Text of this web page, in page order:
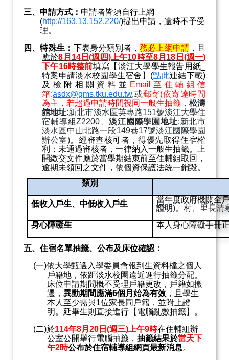
三、申請方式： 申請者皆須自行上網
(http://163.13.152.220/)提出申請，逾時不予受
理。
四、特殊生： 下表身分類別者，務必上網申請 ，且
應於8月 14日(週四)上午10時至8月 18 日 (週一)
下午16時整前填寫【淡江大學學生報告用紙
特案申請淡水校園學生宿舍】 (點此連結下載)
及檢附相關 資料 並 Email 至住輔組信
箱:asdx@gms.tku.edu.tw,或郵寄(依寄達時間
為主，若超過申請時間視同一般生抽籤 ，松濤
館地址:新北市淡水區英專路151號淡江大學住
宿輔導組Z2200、淡江國際學園地址:新北市
淡水區中山北路一段149巷17號淡江國際學園
辦公室)。經審查核可者，得優先取得住宿權
利；未通過審核者，一律納入一般生抽籤。上
開繳交文件應於當學期結束前至住輔組取回，
逾期未領回之文件，依個資保護法統一銷毀。
類別
低收入戶生、中低收入戶生
當年度政府機關全
證明)。村、里長清
身心障礙生
本人身心障礙手冊
五、住宿名單抽籤、公布及床位確認：
(一)依大學甄選入學委員會報到生資料檔之個人
戶籍地，依距淡水校園遠近進行抽籤分配。
床位申請期間概不受理戶籍更改，戶籍如搬
遷，異動期間應滿6個月始為有效 ，且學生
本人至少需與1位家長同戶籍，並附上證
明。延畢生則直接進行【電腦亂數抽籤】。
(二)於114年8月 20日 (週三)上午9時在住輔組辦
公室公開舉行電腦抽籤，抽籤結果於當天下
午2時公布於住宿輔導組網頁最新消息。